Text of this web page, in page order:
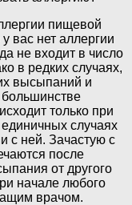
пищевой
вас нет аллергии
не входит в число
в редких случаях,
высыпаний и
только при
случаях
с ней. Зачастую с
после
от другого
начале любого
врачом.